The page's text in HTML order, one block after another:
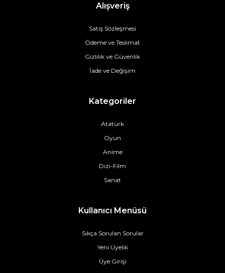
Alışveriş
Satış Sözleşmesi
Ödeme ve Teslimat
Gizlilik ve Güvenlik
İade ve Değişim
Kategoriler
Atatürk
Oyun
Anime
Dizi-Film
Sanat
Kullanıcı Menüsü
Sıkça Sorulan Sorular
Yeni Üyelik
Üye Girişi